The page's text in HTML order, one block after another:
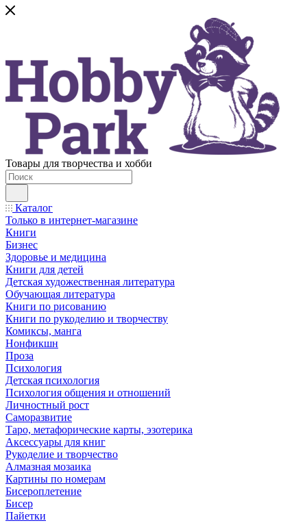
Товары для творчества и хобби
Каталог
Только в интернет-магазине
Книги
Бизнес
Здоровье и медицина
Книги для детей
Детская художественная литература
Обучающая литература
Книги по рисованию
Книги по рукоделию и творчеству
Комиксы, манга
Нонфикшн
Проза
Психология
Детская психология
Психология общения и отношений
Личностный рост
Саморазвитие
Таро, метафорические карты, эзотерика
Аксессуары для книг
Рукоделие и творчество
Алмазная мозаика
Картины по номерам
Бисероплетение
Бисер
Пайетки